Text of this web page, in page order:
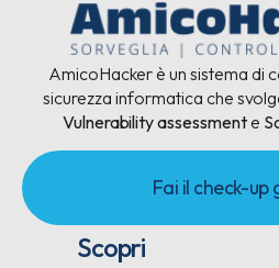
AmicoHacker è un sistema di
sicurezza informatica che
Vulnerability assessmente
Fai il check-up
Scopri